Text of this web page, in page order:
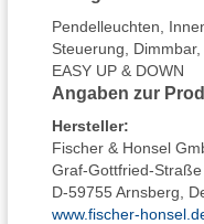
Pendelleuchten
Steuerung
Dimmbar,
EASY UP & DOWN
Angaben zur
Hersteller:
Fischer & Honsel
Graf-Gottfried-Straße
D-59755 Arnsberg,
www.fischer-